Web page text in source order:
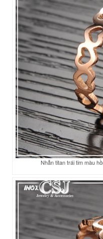
Nhẫn titan trái tim màu